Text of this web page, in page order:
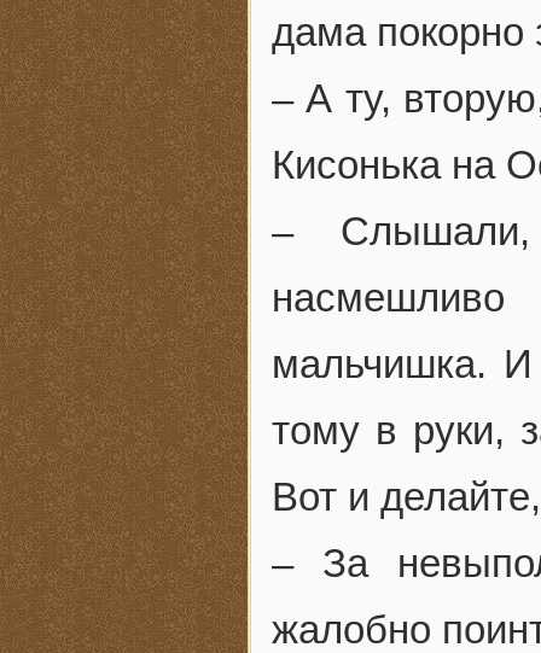
дама покорно
– А ту,
Кисонька на
–
мальчишка. И
тому в руки,
Вот и
– За
жалобно